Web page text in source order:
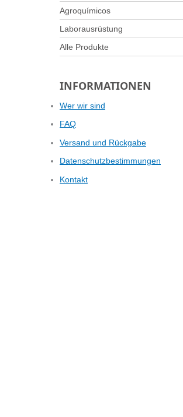
Agroquímicos
Laborausrüstung
Alle Produkte
INFORMATIONEN
Wer wir sind
FAQ
Versand und Rückgabe
Datenschutzbestimmungen
Kontakt